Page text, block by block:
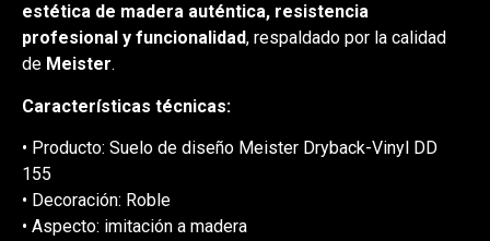
estética de madera auténtica, resistencia
profesional y funcionalidad, respaldado por la calidad
de Meister.
Características técnicas:
• Producto: Suelo de diseño Meister Dryback-Vinyl DD
155
• Decoración: Roble
• Aspecto: imitación a madera